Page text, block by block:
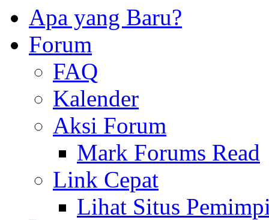
Apa yang Baru?
Forum
FAQ
Kalender
Aksi Forum
Mark Forums Read
Link Cepat
Lihat Situs